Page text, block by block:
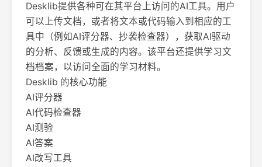
Desklib提供各种可在其平台上访问的AI工具。用户
可以上传文档，或者将文本或代码输入到相应的工
具中（例如AI评分器、抄袭检查器），获取AI驱动
的分析、反馈或生成的内容。该平台还提供学习文
档档案，以访问全面的学习材料。
Desklib 的核心功能
AI评分器
AI代码检查器
AI测验
AI答案
AI改写工具